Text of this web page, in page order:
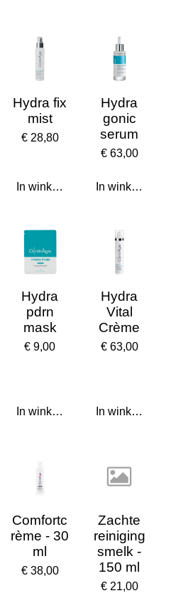
Hydra fix
mist
€ 28,80
In winkelwagen
Hydra
gonic
serum
€ 63,00
In winkelwagen
Hydra
pdrn
mask
€ 9,00
In winkelwagen
Hydra
Vital
Crème
€ 63,00
In winkelwagen
Comfortc
rème - 30
ml
€ 38,00
Zachte
reiniging
smelk -
150 ml
€ 21,00